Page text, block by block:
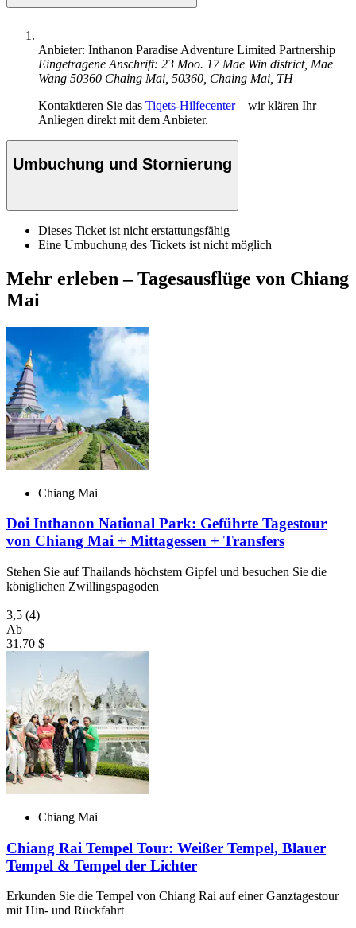
Anbieter: Inthanon Paradise Adventure Limited Partnership
Eingetragene Anschrift: 23 Moo. 17 Mae Win district, Mae
Wang 50360 Chaing Mai, 50360, Chaing Mai, TH
Kontaktieren Sie das Tiqets-Hilfecenter– wir klären Ihr
Anliegen direkt mit dem Anbieter.
Umbuchung und Stornierung
Dieses Ticket ist nicht erstattungsfähig
Eine Umbuchung des Tickets ist nicht möglich
Mehr erleben – Tagesausflüge von Chiang
Mai
Chiang Mai
Doi Inthanon National Park: Geführte Tagestour
von Chiang Mai + Mittagessen + Transfers
Stehen Sie auf Thailands höchstem Gipfel und besuchen Sie die
königlichen Zwillingspagoden
3,5 (4)
Ab
31,70 $
Chiang Mai
Chiang Rai Tempel Tour: Weißer Tempel, Blauer
Tempel & Tempel der Lichter
Erkunden Sie die Tempel von Chiang Rai auf einer Ganztagestour
mit Hin- und Rückfahrt